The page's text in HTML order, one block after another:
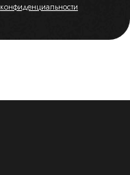
конфиденциальности